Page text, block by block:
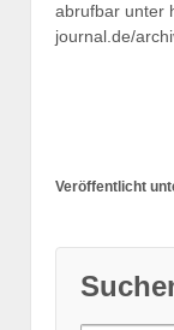
abrufbar unter
journal.de/
Veröffentlicht